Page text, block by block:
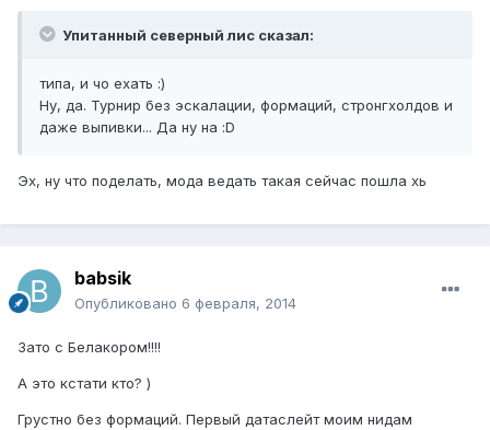
Упитанный северный лис сказал:
типа, и чо ехать :)
Ну, да. Турнир без эскалации, формаций, стронгхолдов и
даже выпивки... Да ну на :D
Эх, ну что поделать, мода ведать такая сейчас пошла хь
babsik
Опубликовано 6 февраля, 2014
Зато с Белакором!!!!
А это кстати кто? )
Грустно без формаций. Первый датаслейт моим нидам